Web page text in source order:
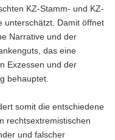
KZ-Stamm- und KZ-
unterschätzt. Damit öffnet
Narrative und der
das eine
Exzessen und der
behauptet.
somit die entschiedene
rechtsextremistischen
und falscher